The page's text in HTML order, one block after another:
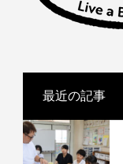
最近の記事